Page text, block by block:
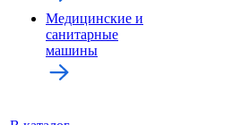
Медицинские и
санитарные
машины